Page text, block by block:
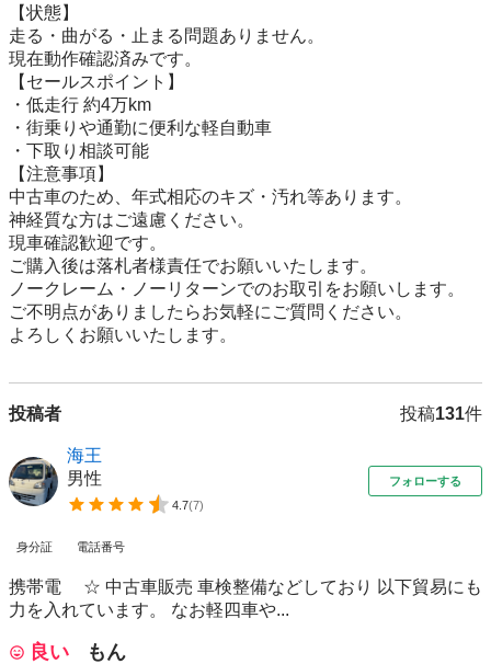
【状態】
走る・曲がる・止まる問題ありません。
現在動作確認済みです。
【セールスポイント】
・低走行 約4万km
・街乗りや通勤に便利な軽自動車
・下取り相談可能
【注意事項】
中古車のため、年式相応のキズ・汚れ等あります。
神経質な方はご遠慮ください。
現車確認歓迎です。
ご購入後は落札者様責任でお願いいたします。
ノークレーム・ノーリターンでのお取引をお願いします。
ご不明点がありましたらお気軽にご質問ください。
よろしくお願いいたします。
投稿者 投稿131件
海王
男性
4.7(7)
フォローする
身分証 電話番号
携帯電 ☆ 中古車販売 車検整備などしており 以下貿易にも
力を入れています。 なお軽四車や...
良い もん